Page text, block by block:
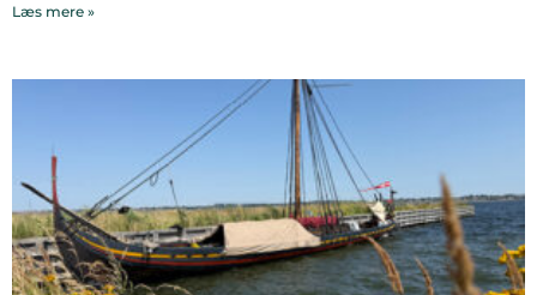
Læs mere »